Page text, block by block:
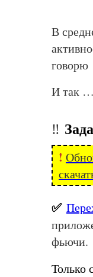
В
говорю
И так
‼️
!
✅
фьючи.
Только